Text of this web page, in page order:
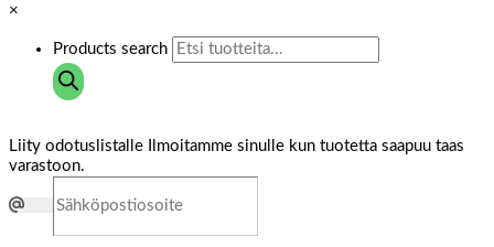
×
Products search
Liity odotuslistalle
Ilmoitamme sinulle kun tuotetta saapuu taas
varastoon.